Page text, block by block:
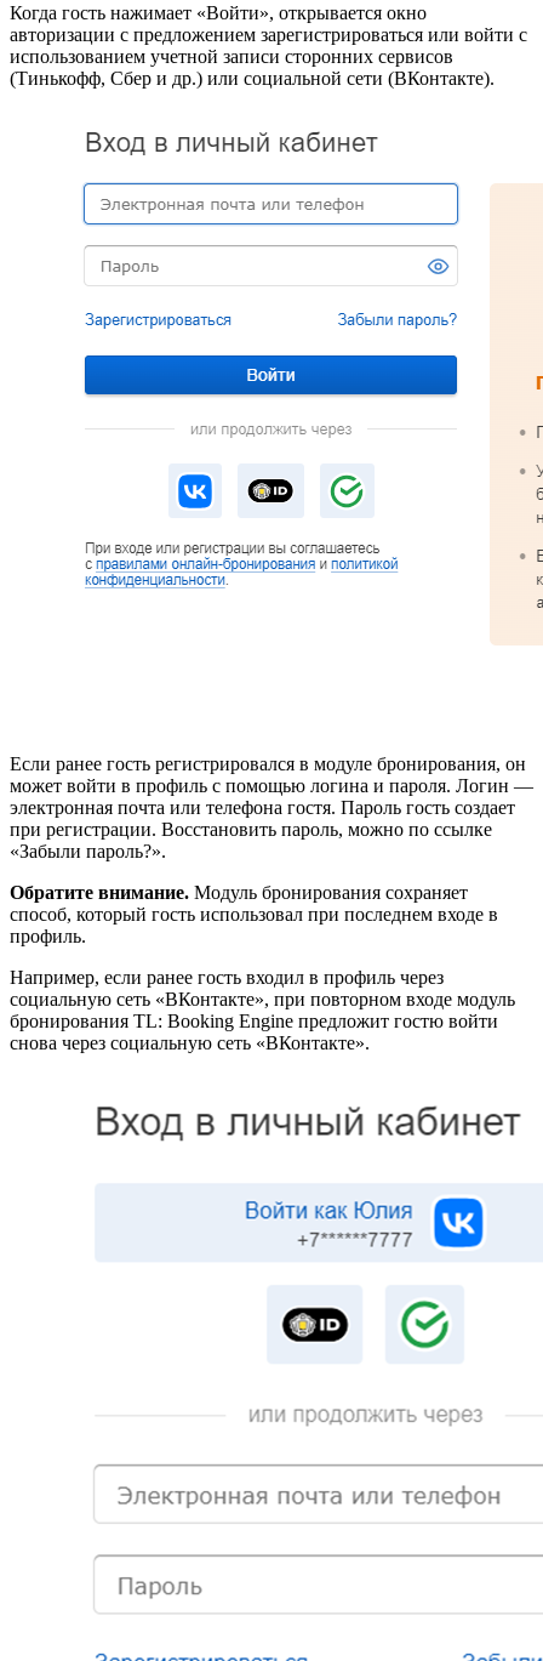
Когда гость нажимает «Войти», открывается окно
авторизации с предложением зарегистрироваться или войти с
использованием учетной записи сторонних сервисов
(Тинькофф, Cбер и др.) или социальной сети (ВКонтакте).
Если ранее гость регистрировался в модуле бронирования, он
может войти в профиль с помощью логина и пароля. Логин —
электронная почта или телефона гостя. Пароль гость создает
при регистрации. Восстановить пароль, можно по ссылке
«Забыли пароль?».
Обратите внимание. Модуль бронирования сохраняет
способ, который гость использовал при последнем входе в
профиль.
Например, если ранее гость входил в профиль через
социальную сеть «ВКонтакте», при повторном входе модуль
бронирования TL: Booking Engine предложит гостю войти
снова через социальную сеть «ВКонтакте».